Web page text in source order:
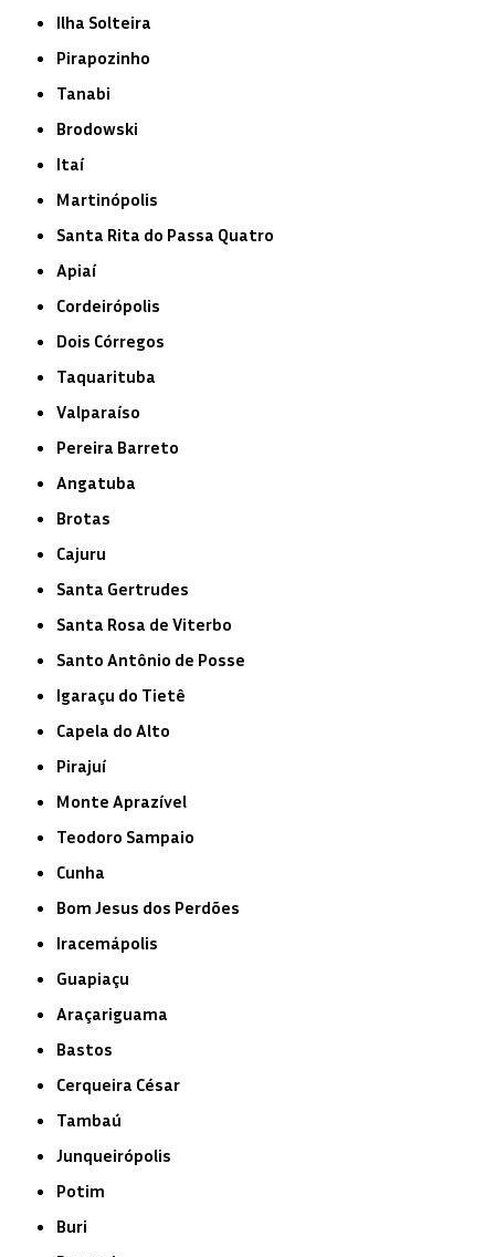
Ilha Solteira
Pirapozinho
Tanabi
Brodowski
Itaí
Martinópolis
Santa Rita do Passa Quatro
Apiaí
Cordeirópolis
Dois Córregos
Taquarituba
Valparaíso
Pereira Barreto
Angatuba
Brotas
Cajuru
Santa Gertrudes
Santa Rosa de Viterbo
Santo Antônio de Posse
Igaraçu do Tietê
Capela do Alto
Pirajuí
Monte Aprazível
Teodoro Sampaio
Cunha
Bom Jesus dos Perdões
Iracemápolis
Guapiaçu
Araçariguama
Bastos
Cerqueira César
Tambaú
Junqueirópolis
Potim
Buri